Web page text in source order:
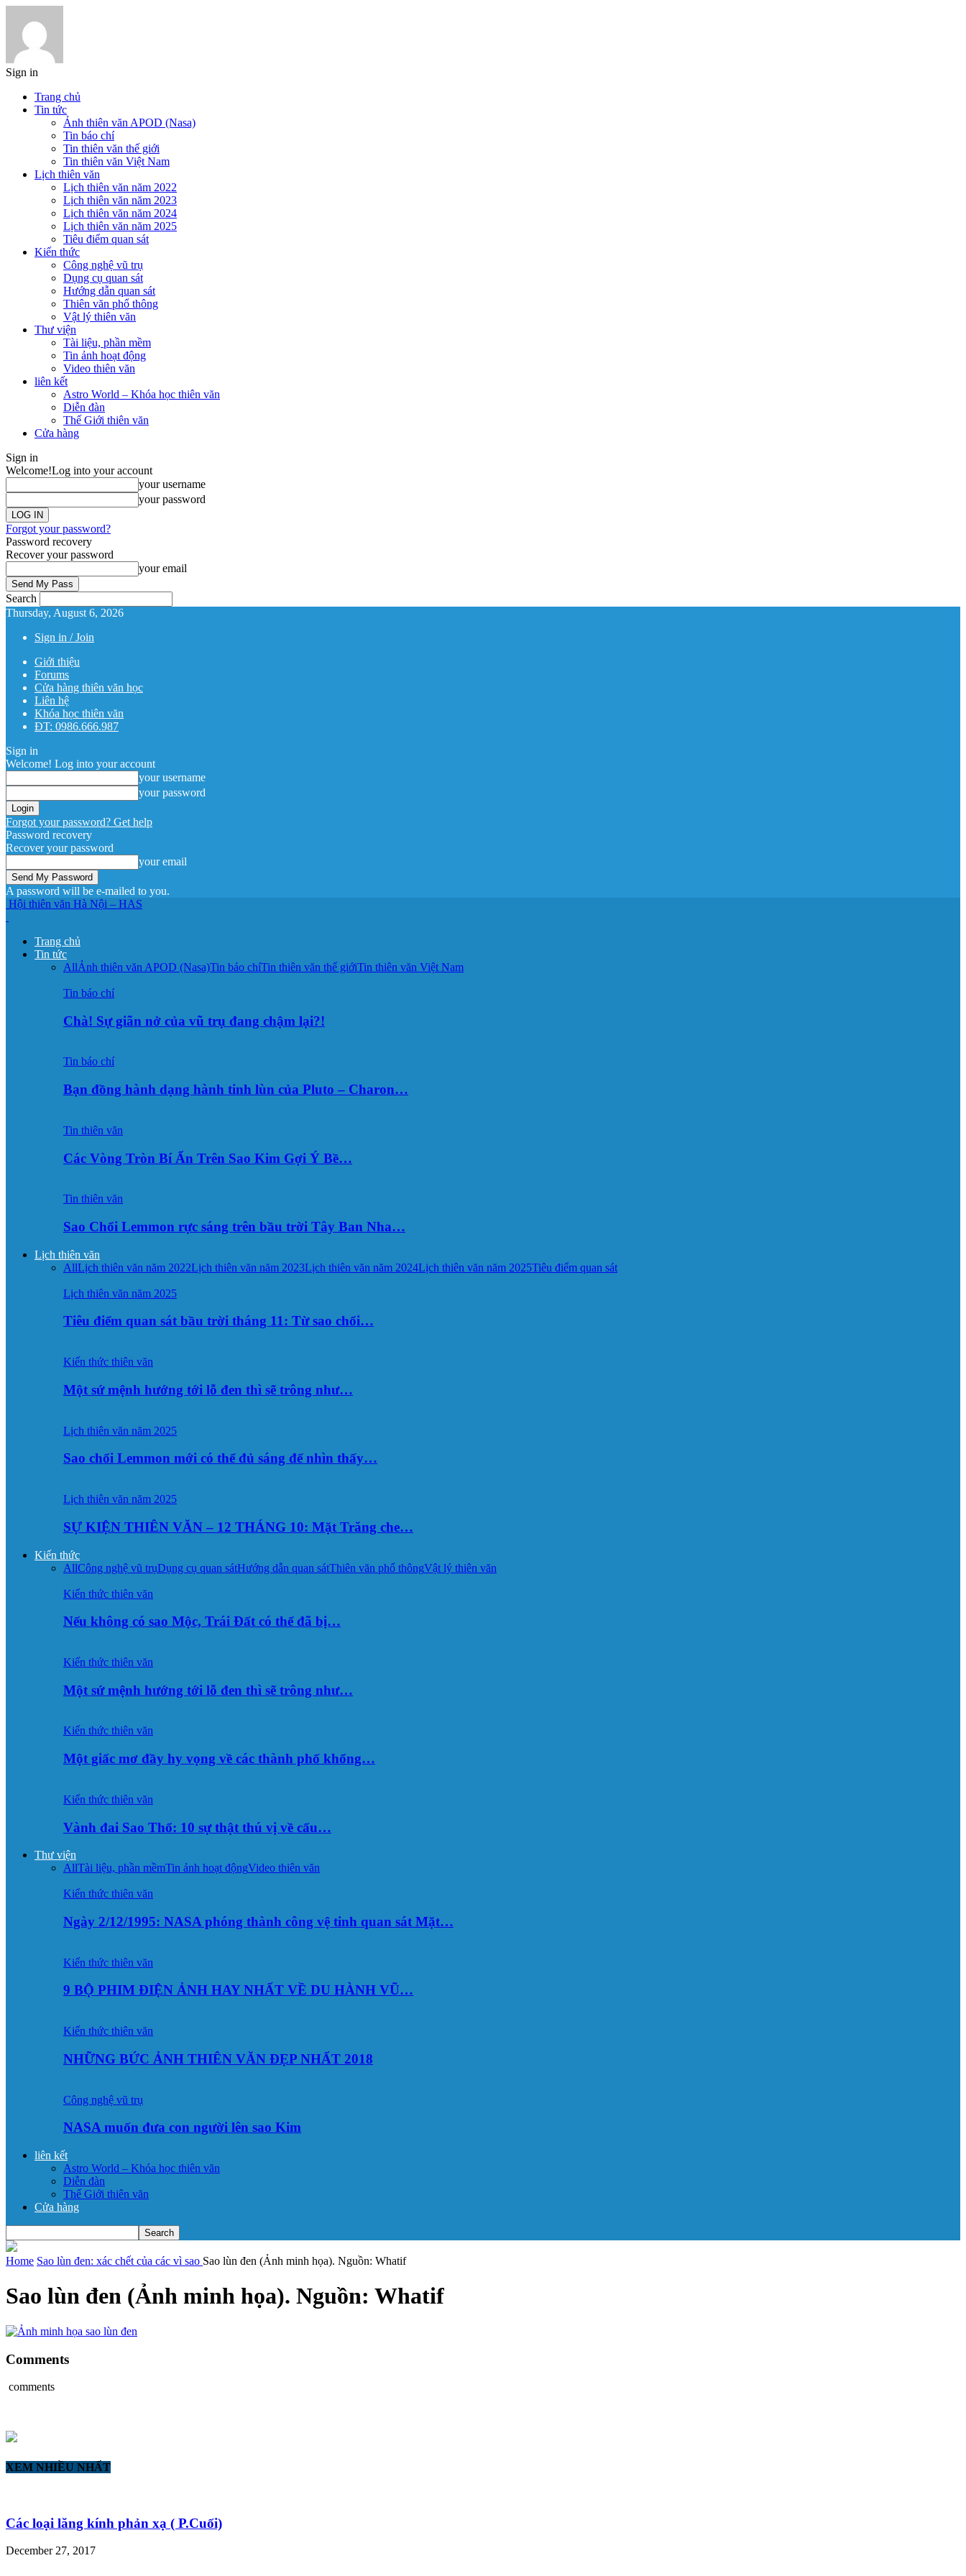
Sign in
Trang chủ
Tin tức
Ảnh thiên văn APOD (Nasa)
Tin báo chí
Tin thiên văn thế giới
Tin thiên văn Việt Nam
Lịch thiên văn
Lịch thiên văn năm 2022
Lịch thiên văn năm 2023
Lịch thiên văn năm 2024
Lịch thiên văn năm 2025
Tiêu điểm quan sát
Kiến thức
Công nghệ vũ trụ
Dụng cụ quan sát
Hướng dẫn quan sát
Thiên văn phổ thông
Vật lý thiên văn
Thư viện
Tài liệu, phần mềm
Tin ảnh hoạt động
Video thiên văn
liên kết
Astro World – Khóa học thiên văn
Diễn đàn
Thế Giới thiên văn
Cửa hàng
Sign in
Welcome!Log into your account
your username
your password
Forgot your password?
Password recovery
Recover your password
your email
Search
Thursday, August 6, 2026
Sign in / Join
Giới thiệu
Forums
Cửa hàng thiên văn học
Liên hệ
Khóa học thiên văn
ĐT: 0986.666.987
Sign in
Welcome! Log into your account
your username
your password
Forgot your password? Get help
Password recovery
Recover your password
your email
A password will be e-mailed to you.
Hội thiên văn Hà Nội – HAS
Trang chủ
Tin tức
AllẢnh thiên văn APOD (Nasa)Tin báo chíTin thiên văn thế giớiTin thiên văn Việt Nam
Tin báo chí
Chà! Sự giãn nở của vũ trụ đang chậm lại?!
Tin báo chí
Bạn đồng hành dạng hành tinh lùn của Pluto – Charon…
Tin thiên văn
Các Vòng Tròn Bí Ẩn Trên Sao Kim Gợi Ý Bề…
Tin thiên văn
Sao Chổi Lemmon rực sáng trên bầu trời Tây Ban Nha…
Lịch thiên văn
AllLịch thiên văn năm 2022Lịch thiên văn năm 2023Lịch thiên văn năm 2024Lịch thiên văn năm 2025Tiêu điểm quan sát
Lịch thiên văn năm 2025
Tiêu điểm quan sát bầu trời tháng 11: Từ sao chổi…
Kiến thức thiên văn
Một sứ mệnh hướng tới lỗ đen thì sẽ trông như…
Lịch thiên văn năm 2025
Sao chổi Lemmon mới có thể đủ sáng để nhìn thấy…
Lịch thiên văn năm 2025
SỰ KIỆN THIÊN VĂN – 12 THÁNG 10: Mặt Trăng che…
Kiến thức
AllCông nghệ vũ trụDụng cụ quan sátHướng dẫn quan sátThiên văn phổ thôngVật lý thiên văn
Kiến thức thiên văn
Nếu không có sao Mộc, Trái Đất có thể đã bị…
Kiến thức thiên văn
Một sứ mệnh hướng tới lỗ đen thì sẽ trông như…
Kiến thức thiên văn
Một giấc mơ đầy hy vọng về các thành phố khổng…
Kiến thức thiên văn
Vành đai Sao Thổ: 10 sự thật thú vị về cấu…
Thư viện
AllTài liệu, phần mềmTin ảnh hoạt độngVideo thiên văn
Kiến thức thiên văn
Ngày 2/12/1995: NASA phóng thành công vệ tinh quan sát Mặt…
Kiến thức thiên văn
9 BỘ PHIM ĐIỆN ẢNH HAY NHẤT VỀ DU HÀNH VŨ…
Kiến thức thiên văn
NHỮNG BỨC ẢNH THIÊN VĂN ĐẸP NHẤT 2018
Công nghệ vũ trụ
NASA muốn đưa con người lên sao Kim
liên kết
Astro World – Khóa học thiên văn
Diễn đàn
Thế Giới thiên văn
Cửa hàng
Home Sao lùn đen: xác chết của các vì sao Sao lùn đen (Ảnh minh họa). Nguồn: Whatif
Sao lùn đen (Ảnh minh họa). Nguồn: Whatif
Comments
comments
XEM NHIỀU NHẤT
Các loại lăng kính phản xạ ( P.Cuối)
December 27, 2017